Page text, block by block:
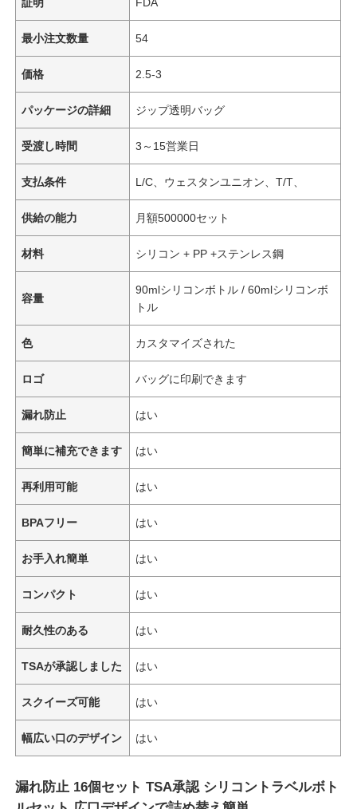
最小注文数量 54
価格 2.5-3
パッケージの詳細 ジップ透明バッグ
受渡し時間 3～15営業日
支払条件 L/C、ウェスタンユニオン、T/T、
供給の能力 月額500000セット
材料 シリコン + PP +ステンレス鋼
容量
90mlシリコンボトル / 60mlシリコンボ
トル
色 カスタマイズされた
ロゴ バッグに印刷できます
漏れ防止 はい
簡単に補充できます はい
再利用可能 はい
BPAフリー はい
お手入れ簡単 はい
コンパクト はい
耐久性のある はい
TSAが承認しました はい
スクイーズ可能 はい
幅広い口のデザイン はい
漏れ防止 16個セット TSA承認 シリコントラベルボト